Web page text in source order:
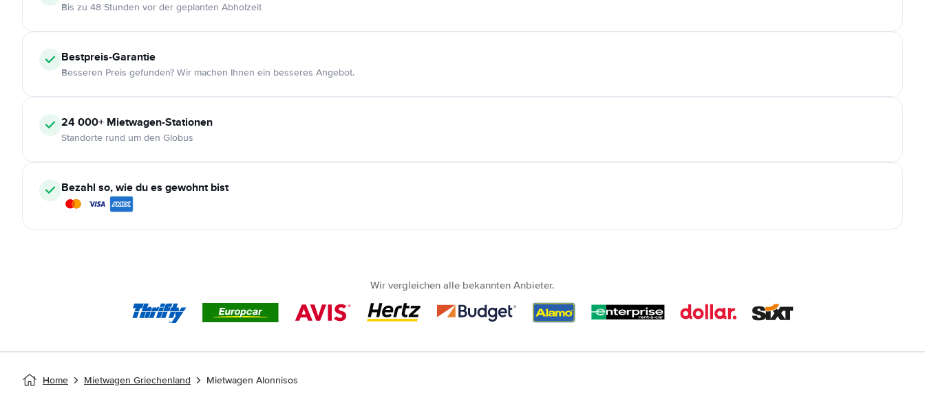
Bis zu 48 Stunden vor der geplanten Abholzeit
Bestpreis-Garantie
Besseren Preis gefunden? Wir machen Ihnen ein besseres Angebot.
24 000+ Mietwagen-Stationen
Standorte rund um den Globus
Bezahl so, wie du es gewohnt bist
Wir vergleichen alle bekannten Anbieter.
Home Mietwagen Griechenland Mietwagen Alonnisos